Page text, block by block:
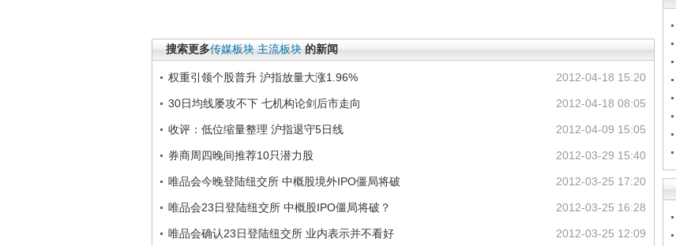
搜索更多传媒板块 主流板块 的新闻
2012-04-18 15:20
权重引领个股普升 沪指放量大涨1.96%
2012-04-18 08:05
30日均线屡攻不下 七机构论剑后市走向
2012-04-09 15:05
收评：低位缩量整理 沪指退守5日线
2012-03-29 15:40
券商周四晚间推荐10只潜力股
2012-03-25 17:20
唯品会今晚登陆纽交所 中概股境外IPO僵局将破
2012-03-25 16:28
唯品会23日登陆纽交所 中概股IPO僵局将破？
2012-03-25 12:09
唯品会确认23日登陆纽交所 业内表示并不看好